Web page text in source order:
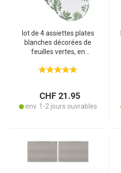
lot de 4 assiettes plates
blanches décorées de
feuilles vertes, en
CHF 21.95
env. 1-2 jours ouvrables